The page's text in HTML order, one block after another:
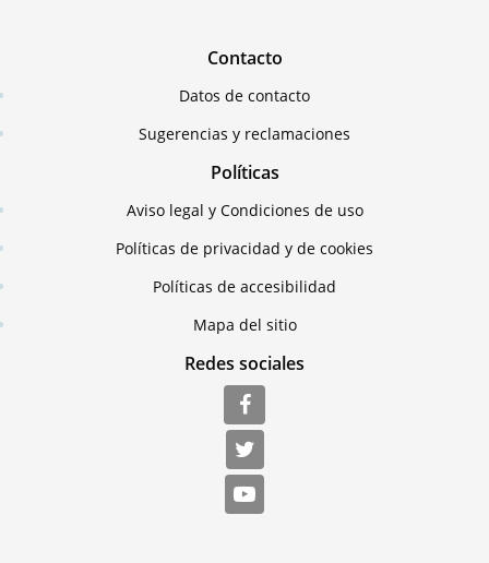
Contacto
Datos de contacto
Sugerencias y reclamaciones
Políticas
Aviso legal y Condiciones de uso
Políticas de privacidad y de cookies
Políticas de accesibilidad
Mapa del sitio
Redes sociales